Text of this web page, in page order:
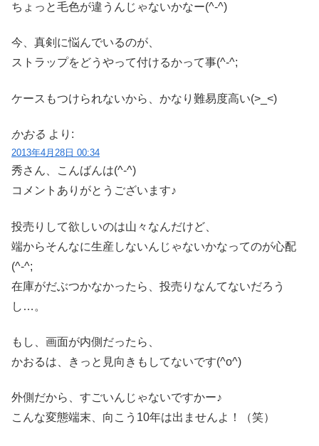
ちょっと毛色が違うんじゃないかなー(^-^)
今、真剣に悩んでいるのが、
ストラップをどうやって付けるかって事(^-^;
ケースもつけられないから、かなり難易度高い(>_<)
かおる より:
2013年4月28日 00:34
秀さん、こんばんは(^-^)
コメントありがとうございます♪
投売りして欲しいのは山々なんだけど、
端からそんなに生産しないんじゃないかなってのが心配
(^-^;
在庫がだぶつかなかったら、投売りなんてないだろう
し…。
もし、画面が内側だったら、
かおるは、きっと見向きもしてないです(^o^)
外側だから、すごいんじゃないですかー♪
こんな変態端末、向こう10年は出ませんよ！（笑）